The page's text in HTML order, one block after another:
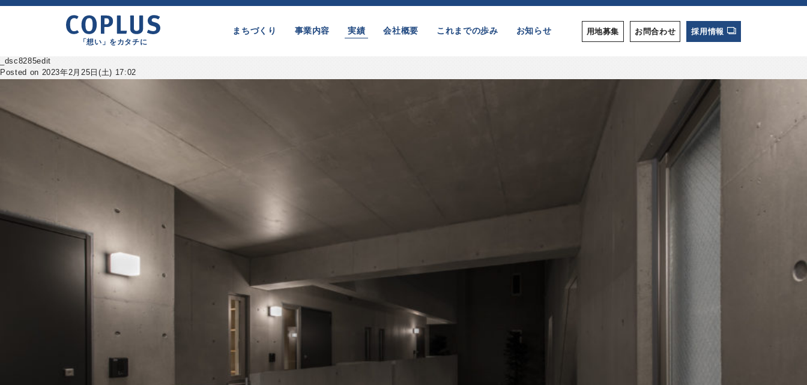
「想い」をカタチに
まちづくり 事業内容 実績 会社概要 これまでの歩み お知らせ 用地募集 お問合わせ 採用情報
_dsc8285edit
Posted on 2023年2月25日(土) 17:02